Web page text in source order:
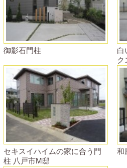
御影石門柱
白
ク
セキスイハイムの家に合う門
柱 八戸市M邸
和